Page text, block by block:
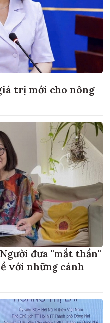
trị mới cho nông
đưa "mắt thần"
với những cánh